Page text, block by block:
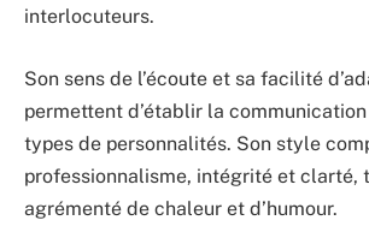
interlocuteurs.
Son sens de l’écoute et sa facilité
permettent d’établir la
types de personnalités. Son style
professionnalisme, intégrité et clarté,
agrémenté de chaleur et d’humour.